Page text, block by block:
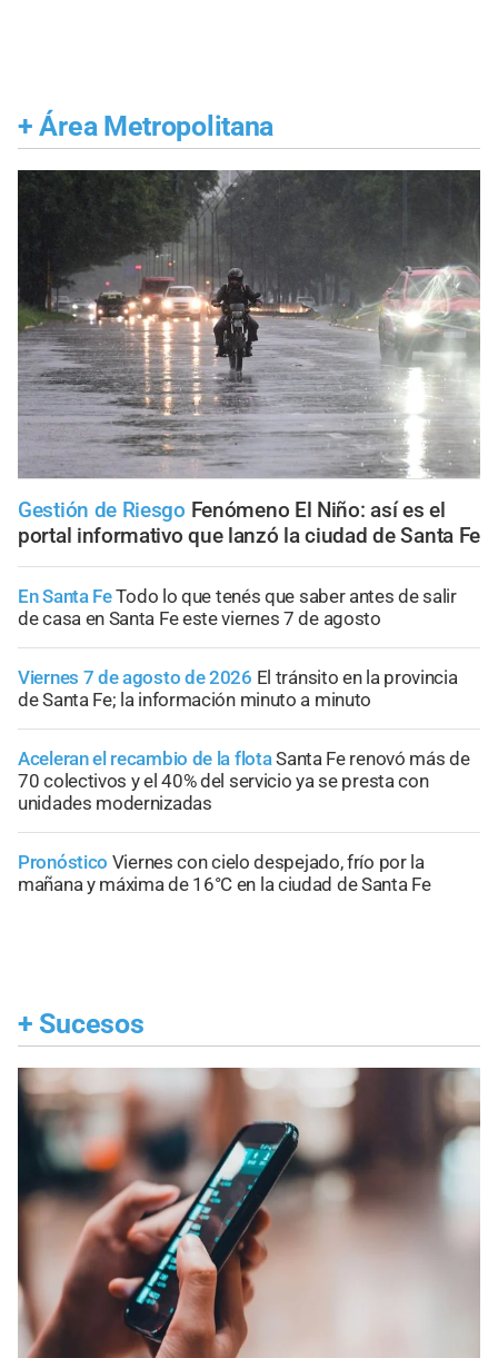
+ Área Metropolitana
Gestión de Riesgo Fenómeno El Niño: así es el
portal informativo que lanzó la ciudad de Santa Fe
En Santa FeTodo lo que tenés que saber antes de salir
de casa en Santa Fe este viernes 7 de agosto
Viernes 7 de agosto de 2026 El tránsito en la provincia
de Santa Fe; la información minuto a minuto
Aceleran el recambio de la flotaSanta Fe renovó más de
70 colectivos y el 40% del servicio ya se presta con
unidades modernizadas
Pronóstico Viernes con cielo despejado, frío por la
mañana y máxima de 16°C en la ciudad de Santa Fe
+ Sucesos